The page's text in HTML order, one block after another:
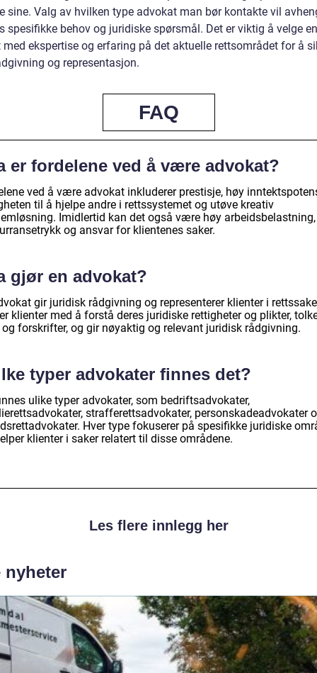
sine. Valg av hvilken type advokat man bør kontakte vil
spesifikke behov og juridiske spørsmål. Det er viktig å velge en
ekspertise og erfaring på det aktuelle rettsområdet for å
og representasjon.
FAQ
er fordelene ved å være advokat?
ved å være advokat inkluderer prestisje, høy
til å hjelpe andre i rettssystemet og utøve kreativ
Imidlertid kan det også være høy arbeidsbelastning,
og ansvar for klientenes saker.
gjør en advokat?
gir juridisk rådgivning og representerer klienter i
klienter med å forstå deres juridiske rettigheter og plikter,
og forskrifter, og gir nøyaktig og relevant juridisk rådgivning.
typer advokater finnes det?
ulike typer advokater, som bedriftsadvokater,
strafferettsadvokater, personskadeadvokater
Hver type fokuserer på spesifikke juridiske
klienter i saker relatert til disse områdene.
Les flere innlegg her
nyheter